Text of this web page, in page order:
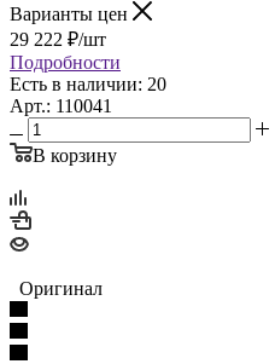
Варианты цен
29 222 ₽/шт
Подробности
Есть в наличии: 20
Арт.: 110041
В корзину
Оригинал